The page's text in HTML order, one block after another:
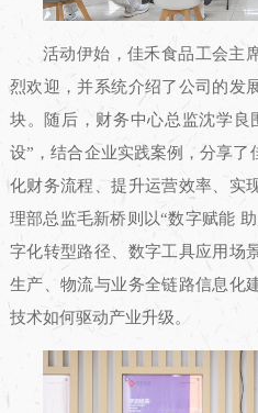
活动伊始，佳禾食品工会主
烈欢迎，并系统介绍了公司的发
块。随后，财务中心总监沈学良
设”，结合企业实践案例，分享
化财务流程、提升运营效率、实
理部总监毛新桥则以“数字赋能
字化转型路径、数字工具应用场
生产、物流与业务全链路信息化
技术如何驱动产业升级。